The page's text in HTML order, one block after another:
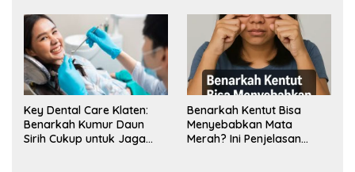
Key Dental Care Klaten:
Benarkah Kumur Daun
Sirih Cukup untuk Jaga
Benarkah Kentut Bisa
Menyebabkan Mata
Merah? Ini Penjelasan